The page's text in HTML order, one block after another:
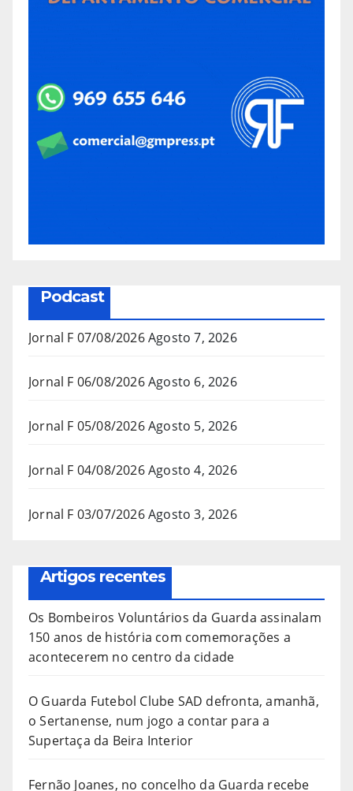
Podcast
Jornal F 07/08/2026Agosto 7, 2026
Jornal F 06/08/2026Agosto 6, 2026
Jornal F 05/08/2026Agosto 5, 2026
Jornal F 04/08/2026Agosto 4, 2026
Jornal F 03/07/2026Agosto 3, 2026
Artigos recentes
Os Bombeiros Voluntários da Guarda assinalam
150 anos de história com comemorações a
acontecerem no centro da cidade
O Guarda Futebol Clube SAD defronta, amanhã,
o Sertanense, num jogo a contar para a
Supertaça da Beira Interior
Fernão Joanes, no concelho da Guarda recebe